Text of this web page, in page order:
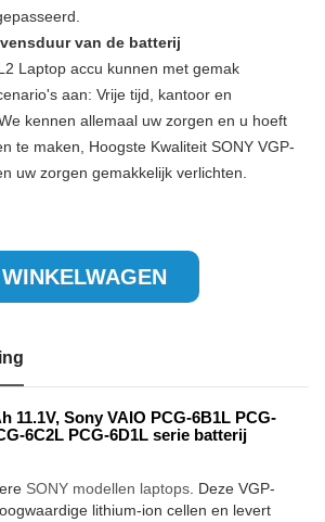
van de batterij
Laptop accu kunnen met gemak
aan: Vrije tijd, kantoor en
kennen allemaal uw zorgen en u hoeft
te maken, Hoogste Kwaliteit SONY VGP-
uw zorgen gemakkelijk verlichten.
11.1V, Sony VAIO PCG-6B1L PCG-
6C2L PCG-6D1L serie batterij
SONY modellen laptops . Deze VGP-
lithium-ion cellen en levert